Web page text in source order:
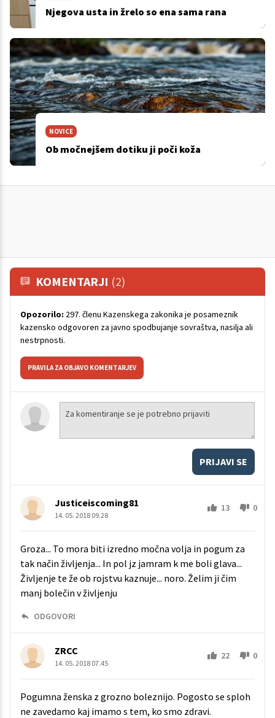
Njegova usta in žrelo so ena sama rana
NOVICE
Ob močnejšem dotiku ji poči koža
KOMENTARJI (2)
Opozorilo: 297. členu Kazenskega zakonika je posameznik
kazensko odgovoren za javno spodbujanje sovraštva, nasilja ali
nestrpnosti.
PRAVILA ZA OBJAVO KOMENTARJEV
PRIJAVI SE
Justiceiscoming81
14. 05. 2018 09.28
13 0
Groza... To mora biti izredno močna volja in pogum za
tak način življenja... In pol jz jamram k me boli glava...
Življenje te že ob rojstvu kaznuje... noro. Želim ji čim
manj bolečin v življenju
ODGOVORI
ZRCC
14. 05. 2018 07.45
22 0
Pogumna ženska z grozno boleznijo. Pogosto se sploh
ne zavedamo kaj imamo s tem, ko smo zdravi.